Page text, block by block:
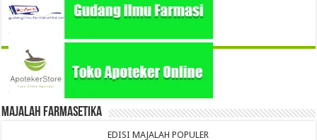
Majalah Farmasetika
EDISI MAJALAH POPULER